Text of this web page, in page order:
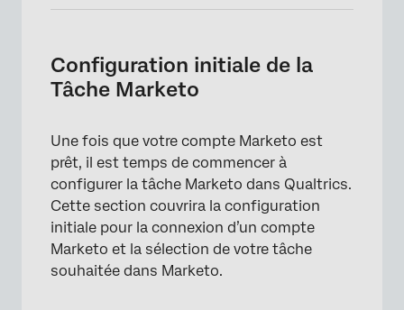
Configuration initiale de la
Tâche Marketo
Une fois que votre compte Marketo est
prêt, il est temps de commencer à
configurer la tâche Marketo dans Qualtrics.
Cette section couvrira la configuration
initiale pour la connexion d’un compte
Marketo et la sélection de votre tâche
souhaitée dans Marketo.